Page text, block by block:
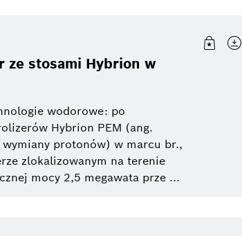
ze stosami Hybrion w
wodorowe: po
Hybrion PEM (ang.
protonów) w marcu br.,
zlokalizowanym na terenie
mocy 2,5 megawata prze ...